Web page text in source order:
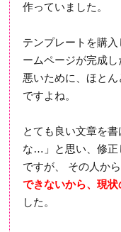
作っていました。
テンプレートを購
ームページが完成
悪いために、ほと
ですよね。
とても良い文章を
な…」と思い、修正
ですが、 その人から
できないから、現状
した。